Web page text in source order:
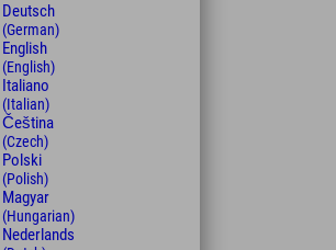
32
Deutsch
(German)
English
(English)
Italiano
(Italian)
Čeština
(Czech)
Polski
(Polish)
Magyar
(Hungarian)
Nederlands